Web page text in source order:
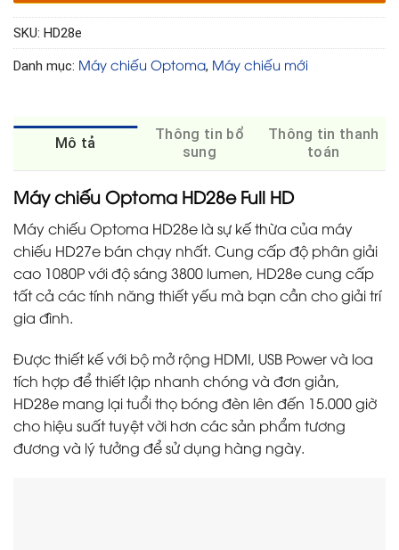
SKU: HD28e
Danh mục: Máy chiếu Optoma, Máy chiếu mới
Mô tả
Thông tin bổ
sung
Thông tin thanh
toán
Máy chiếu Optoma HD28e Full HD
Máy chiếu Optoma HD28e là sự kế thừa của máy
chiếu HD27e bán chạy nhất. Cung cấp độ phân giải
cao 1080P với độ sáng 3800 lumen, HD28e cung cấp
tất cả các tính năng thiết yếu mà bạn cần cho giải trí
gia đình.
Được thiết kế với bộ mở rộng HDMI, USB Power và loa
tích hợp để thiết lập nhanh chóng và đơn giản,
HD28e mang lại tuổi thọ bóng đèn lên đến 15.000 giờ
cho hiệu suất tuyệt vời hơn các sản phẩm tương
đương và lý tưởng để sử dụng hàng ngày.